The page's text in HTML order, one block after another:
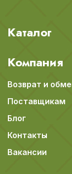
Каталог
Компания
Возврат и
Поставщикам
Блог
Контакты
Вакансии